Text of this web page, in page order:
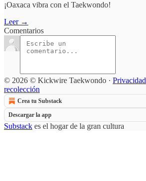
¡Oaxaca vibra con el Taekwondo!
Leer →
Comentarios
© 2026 © Kickwire Taekwondo · Privacidad
recolección
Crea tu Substack
Descargar la app
Substack es el hogar de la gran cultura